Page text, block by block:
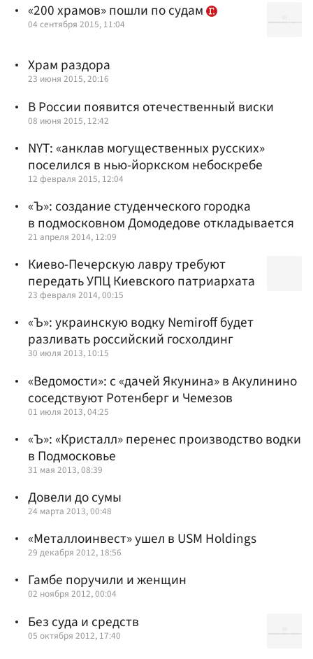
«200 храмов» пошли по судам
04 сентября 2015, 11:04
Храм раздора
23 июня 2015, 20:16
В России появится отечественный виски
08 июня 2015, 12:42
NYT: «анклав могущественных русских»
поселился в нью-йоркском небоскребе
12 февраля 2015, 12:04
«Ъ»: создание студенческого городка
в подмосковном Домодедове откладывается
21 апреля 2014, 12:09
Киево-Печерскую лавру требуют
передать УПЦ Киевского патриархата
23 февраля 2014, 00:15
«Ъ»: украинскую водку Nemiroff будет
разливать российский госхолдинг
30 июля 2013, 10:15
«Ведомости»: с «дачей Якунина» в Акулинино
соседствуют Ротенберг и Чемезов
01 июля 2013, 04:25
«Ъ»: «Кристалл» перенес производство водки
в Подмосковье
31 мая 2013, 08:39
Довели до сумы
24 марта 2013, 00:48
«Металлоинвест» ушел в USM Holdings
29 декабря 2012, 18:56
Гамбе поручили и женщин
02 ноября 2012, 00:04
Без суда и средств
05 октября 2012, 17:40